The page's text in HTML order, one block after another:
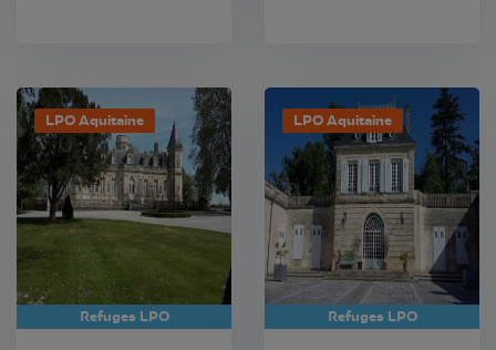
LPO Aquitaine
Refuges LPO
LPO Aquitaine
Refuges LPO